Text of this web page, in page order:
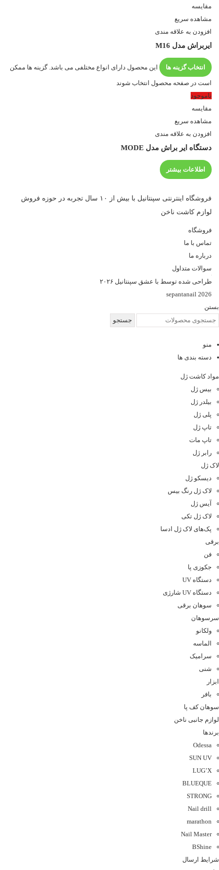
مقایسه
مشاهده سریع
افزودن به علاقه مندی
ایربراش مدل M16
انتخاب گزینه ها این محصول دارای انواع مختلفی می باشد. گزینه ها ممکن
است در صفحه محصول انتخاب شوند
ناموجود
مقایسه
مشاهده سریع
افزودن به علاقه مندی
دستگاه ایر براش مدل MODE
اطلاعات بیشتر
فروشگاه اینترنتی سپنتانیل با بیش از ۱۰ سال تجربه در حوزه فروش
لوازم کاشت ناخن
فروشگاه
تماس با ما
درباره ما
سوالات متداول
طراحی شده توسط با عشق سپنتانیل ۲۰۲۶
sepantanail 2026
بستن
جستجو
منو
دسته بندی ها
مواد کاشت ژل
بیس ژل
بیلدر ژل
پلی ژل
تاپ ژل
تاپ مات
رابر ژل
لاک ژل
دیسکو ژل
لاک ژل رنگ بیس
آیس ژل
لاک ژل تکی
پک‌های لاک ژل ادسا
برقی
فن
جکوزی پا
دستگاه UV
دستگاه UV شارژی
سوهان برقی
سرسوهان
ولکانو
الماسه
سرامیک
شنی
ابزار
بافر
سوهان کف پا
لوازم جانبی ناخن
برندها
Odessa
SUN UV
LUG’X
BLUEQUE
STRONG
Nail drill
marathon
Nail Master
BShine
شرایط ارسال